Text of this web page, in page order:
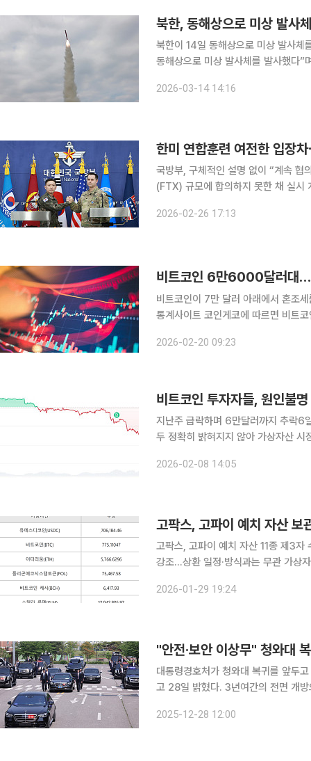
북한, 동해상으로 미상 발사
북한이 14일 동해상으로 미상 발사체를 발사했다. 연합뉴스에 따르면 합동
동해상으로 미상 발사체를 발사했다”
2026-03-14 14:16
한미 연합훈련 여전한 입장
국방부, 구체적인 설명 없이 “계속 협의 중” 되풀이 한미가 ‘자유의 방
(FTX) 규모에 합의하지 못한 채 실시
기동훈련 축소를 요구한 것으로 알려
2026-02-26 17:13
비트코인 6만6000달러대…
비트코인이 7만 달러 아래에서 혼조세를 이어가고 있다. 20일(
통계사이트 코인게코에 따르면 비
2026-02-20 09:23
비트코인 투자자들, 원인불
지난주 급락하며 6만달러까지 추락6
두 정확히 밝혀지지 않아 가상자산 시장에서 ‘원인불명’의 변동성 장세가 지속되면서 투자자들이 혼
전 거래일 대비 약 1.5% 하락해 6만
2026-02-08 14:05
고팍스, 고파이 예치 자산
고팍스, 고파이 예치 자산 11종 제3
강조…상환 일정·방식과는 무관 가상자산 거래소 고팍스가 고파이 예치금 상환을 위해 확보한 가상
관리 중이며, 원화 환산 기준 약 1300
2026-01-29 19:24
"안전‧보안 이상무" 청와대
대통령경호처가 청와대 복귀를 앞두
고 28일 밝혔다. 3년여간의 전면 개
은 22일부터 26일까지 진행됐다. 청
2025-12-28 12:00